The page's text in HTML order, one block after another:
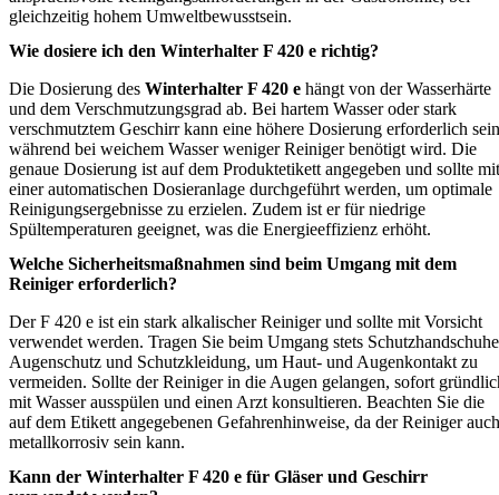
gleichzeitig hohem Umweltbewusstsein.
Wie dosiere ich den Winterhalter F 420 e richtig?
Die Dosierung des Winterhalter F 420 e hängt von der Wasserhärte
und dem Verschmutzungsgrad ab. Bei hartem Wasser oder stark
verschmutztem Geschirr kann eine höhere Dosierung erforderlich
während bei weichem Wasser weniger Reiniger benötigt wird. Die
genaue Dosierung ist auf dem Produktetikett angegeben und sollte mit
einer automatischen Dosieranlage durchgeführt werden, um optimale
Reinigungsergebnisse zu erzielen. Zudem ist er für niedrige
Spültemperaturen geeignet, was die Energieeffizienz erhöht.
Welche Sicherheitsmaßnahmen sind beim Umgang mit dem
Reiniger erforderlich?
Der F 420 e ist ein stark alkalischer Reiniger und sollte mit Vorsicht
verwendet werden. Tragen Sie beim Umgang stets
Augenschutz und Schutzkleidung, um Haut- und Augenkontakt zu
vermeiden. Sollte der Reiniger in die Augen gelangen, sofort
mit Wasser ausspülen und einen Arzt konsultieren. Beachten Sie die
auf dem Etikett angegebenen Gefahrenhinweise, da der Reiniger auch
metallkorrosiv sein kann.
Kann der Winterhalter F 420 e für Gläser und Geschirr